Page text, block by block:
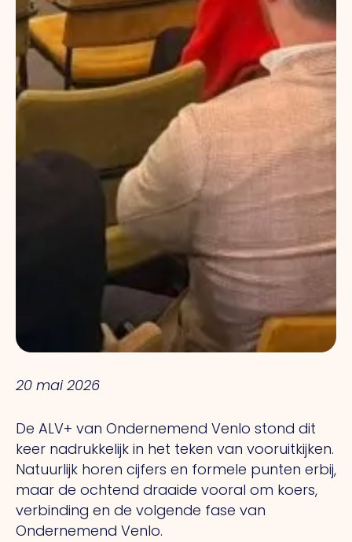
20 mai 2026
De ALV+ van Ondernemend Venlo stond dit
keer nadrukkelijk in het teken van vooruitkijken.
Natuurlijk horen cijfers en formele punten erbij,
maar de ochtend draaide vooral om koers,
verbinding en de volgende fase van
Ondernemend Venlo.